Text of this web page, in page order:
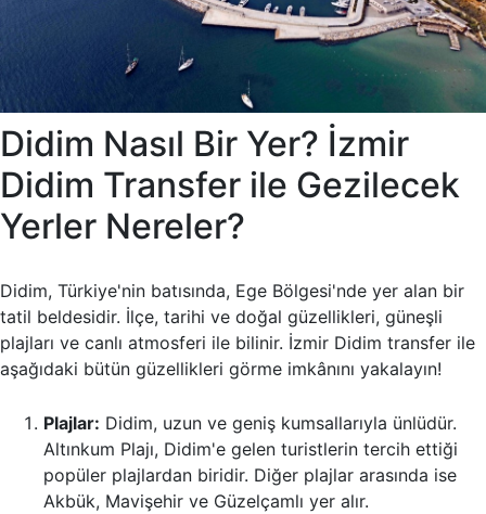
Didim Nasıl Bir Yer? İzmir
Didim Transfer ile Gezilecek
Yerler Nereler?
Didim, Türkiye'nin batısında, Ege Bölgesi'nde yer alan bir
tatil beldesidir. İlçe, tarihi ve doğal güzellikleri, güneşli
plajları ve canlı atmosferi ile bilinir. İzmir Didim transfer ile
aşağıdaki bütün güzellikleri görme imkânını yakalayın!
Plajlar: Didim, uzun ve geniş kumsallarıyla ünlüdür.
Altınkum Plajı, Didim'e gelen turistlerin tercih ettiği
popüler plajlardan biridir. Diğer plajlar arasında ise
Akbük, Mavişehir ve Güzelçamlı yer alır.